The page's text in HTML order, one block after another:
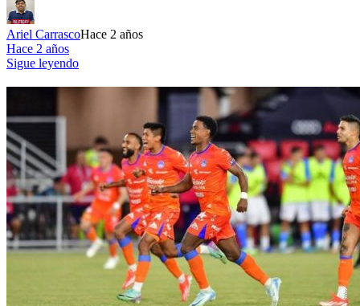
Ariel CarrascoHace 2 años
Hace 2 años
Sigue leyendo